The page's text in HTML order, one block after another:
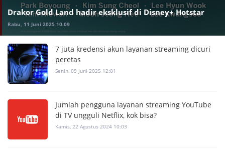
Drakor Gold Land hadir eksklusif di Disney+ Hotstar
Rabu, 11 Juni 2025 10:09
7 juta kredensi akun layanan streaming dicuri
peretas
Senin, 09 Juni 2025 12:01
Jumlah pengguna layanan streaming YouTube
di TV ungguli Netflix, kok bisa?
Kamis, 22 Agustus 2024 10:03